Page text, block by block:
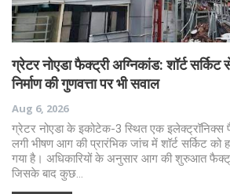
ग्रेटर नोएडा फैक्ट्री अग्निकांड: शॉर्ट
निर्माण की गुणवत्ता पर भी सवाल
Aug 6, 2026
ग्रेटर नोएडा के इकोटेक-3 स्थित एक इलेक्ट्रॉनिक्स
लगी भीषण आग की प्रारंभिक जांच में शॉर्ट सर्किट को
गया है। अधिकारियों के अनुसार आग की शुरुआत
जिसके बाद कुछ…